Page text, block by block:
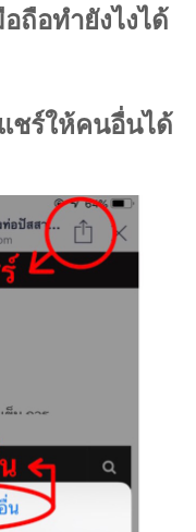
ถือทำยังไงได้
ชร์ให้คนอื่นได้